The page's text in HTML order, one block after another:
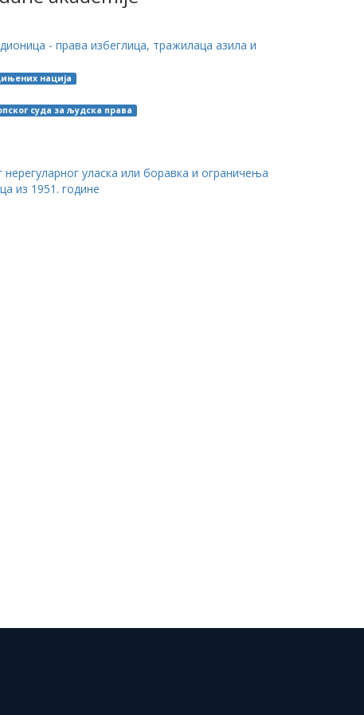
- права избеглица, тражилаца азила и
нација
суда за људска права
уласка или боравка и ограничења
из 1951. године